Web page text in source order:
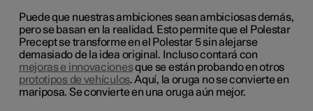
Puede que nuestras ambiciones sean ambiciosas demás,
pero se basan ​en la realidad. Esto permite que el Polestar
Precept se transforme en el Polestar 5 sin alejarse
demasiado de la idea original. Incluso contará con
mejoras e innovacionesque se están probando en otros
prototipos de vehículos. Aquí, la oruga no se convierte en
mariposa. Se convierte en una oruga aún mejor.